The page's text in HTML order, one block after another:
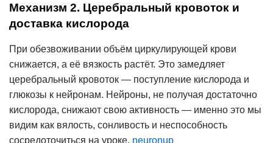
Механизм 2. Церебральный кровоток и
доставка кислорода
При обезвоживании объём циркулирующей крови
снижается, а её вязкость растёт. Это замедляет
церебральный кровоток — поступление кислорода и
глюкозы к нейронам. Нейроны, не получая достаточно
кислорода, снижают свою активность — именно это мы
видим как вялость, сонливость и неспособность
сосредоточиться на уроке. neuronup